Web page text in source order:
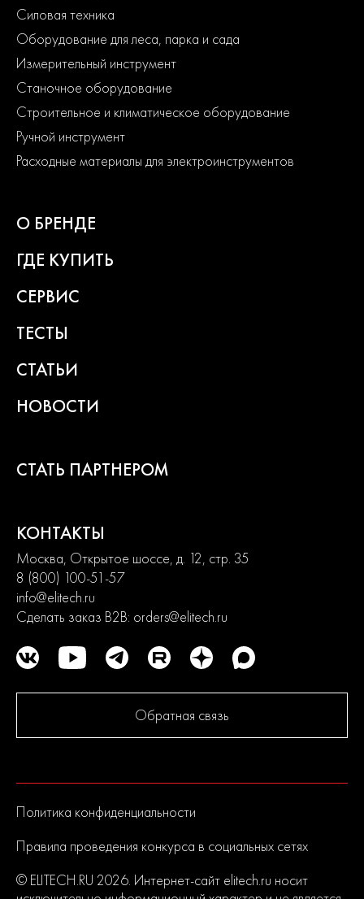
Силовая техника
Оборудование для леса, парка и сада
Измерительный инструмент
Станочное оборудование
Строительное и климатическое оборудование
Ручной инструмент
Расходные материалы для электроинструментов
О БРЕНДЕ
ГДЕ КУПИТЬ
СЕРВИС
ТЕСТЫ
СТАТЬИ
НОВОСТИ
СТАТЬ ПАРТНЕРОМ
КОНТАКТЫ
Москва, Открытое шоссе, д. 12, стр. 35
8 (800) 100-51-57
info@elitech.ru
Сделать заказ B2B: orders@elitech.ru
Обратная связь
Политика конфиденциальности
Правила проведения конкурса в социальных сетях
© ELITECH.RU 2026. Интернет-сайт elitech.ru носит